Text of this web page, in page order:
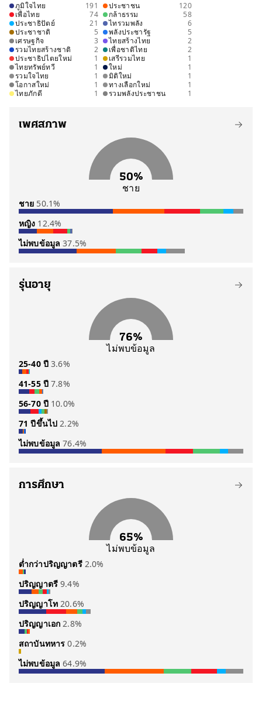
ภูมิใจไทย
191 คน
ประชาชน
120 คน
เพื่อไทย
74 คน
ภูมิใจไทย 191 ประชาชน
120
เพื่อไทย
74 กล้าธรรม
58
ประชาธิปัตย์
21 ไทรวมพลัง
6
ประชาชาติ
5 พลังประชารัฐ
5
เศรษฐกิจ
3 ไทยสร้างไทย
2
รวมไทยสร้างชาติ
2 เพื่อชาติไทย
2
ประชาธิปไตยใหม่
1 เสรีรวมไทย
1
ไทยทรัพย์ทวี
1 ใหม่
1
รวมใจไทย
1 มิติใหม่
1
โอกาสใหม่
1 ทางเลือกใหม่
1
ไทยภักดี
1 รวมพลังประชาชน 1
เพศสภาพ
50%
ชาย
ชาย 50.1%
ภูมิใจไทย
105 คน
หญิง 12.4%
ภูมิใจไทย
21 คน
ประชาชน
19 คน
เพื่อไทย
16 คน
กล้าธรรม
3 คน
ไทรวมพลัง
2 คน
อื่นๆ
1 คน
ไม่พบข้อมูล 37.5%
รุ่นอายุ
76%
ไม่พบข้อมูล
25-40 ปี 3.6%
ภูมิใจไทย
6 คน
ประชาชน
6 คน
เพื่อไทย
4 คน
กล้าธรรม
1 คน
ประชาธิปัตย์
1 คน
41-55 ปี 7.8%
ภูมิใจไทย
17 คน
เพื่อไทย
8 คน
กล้าธรรม
7 คน
ประชาชน
5 คน
พลังประชารัฐ
1 คน
อื่นๆ
1 คน
56-70 ปี 10.0%
ภูมิใจไทย
20 คน
เพื่อไทย
14 คน
ประชาธิปัตย์
กล้าธรรม
ประชาชาติ
อื่นๆ
71 ปีขึ้นไป 2.2%
ภูมิใจไทย
7 คน
เสรีรวมไทย
1 คน
เพื่อไทย
1 คน
ประชาธิปัตย์
1 คน
มไทยสร้างชาติ
1 คน
ไม่พบข้อมูล 76.4%
การศึกษา
65%
ไม่พบข้อมูล
ต่ำกว่าปริญญาตรี 2.0%
ประชาชน
6 คน
กล้าธรรม
2 คน
ภูมิใจไทย
2 คน
ปริญญาตรี 9.4%
ภูมิใจไทย
19 คน
ประชาชน
11 คน
กล้าธรรม
6 คน
เพื่อไทย
6 คน
ประชาธิปัตย์
3 คน
อื่นๆ
2 คน
ปริญญาโท 20.6%
ภูมิใจไทย
39 คน
เพื่อไทยประชาชน
กล้าธรรม
ประชาธิปัตย์
อื่นๆ
ปริญญาเอก 2.8%
ภูมิใจไทย
7 คน
กล้าธรรม
3 คน
เพื่อไทย
2 คน
ประชาชน
2 คน
สถาบันทหาร 0.2%
เสรีรวมไทย
1 คน
ไม่พบข้อมูล 64.9%